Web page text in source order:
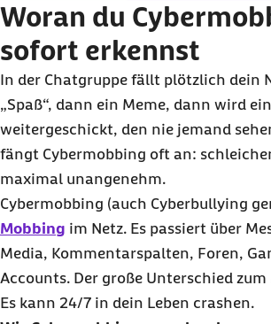
Woran du
sofort erkennst
In der Chatgruppe fällt plötzlich dein
„Spaß“, dann ein Meme, dann wird
weitergeschickt, den nie jemand
fängt Cybermobbing oft an:
maximal unangenehm.
Cybermobbing (auch Cyberbullying
Mobbing im Netz. Es passiert über
Media, Kommentarspalten, Foren,
Accounts. Der große Unterschied
Es kann 24/7 in dein Leben crashen.